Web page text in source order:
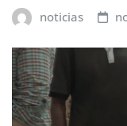
noticias